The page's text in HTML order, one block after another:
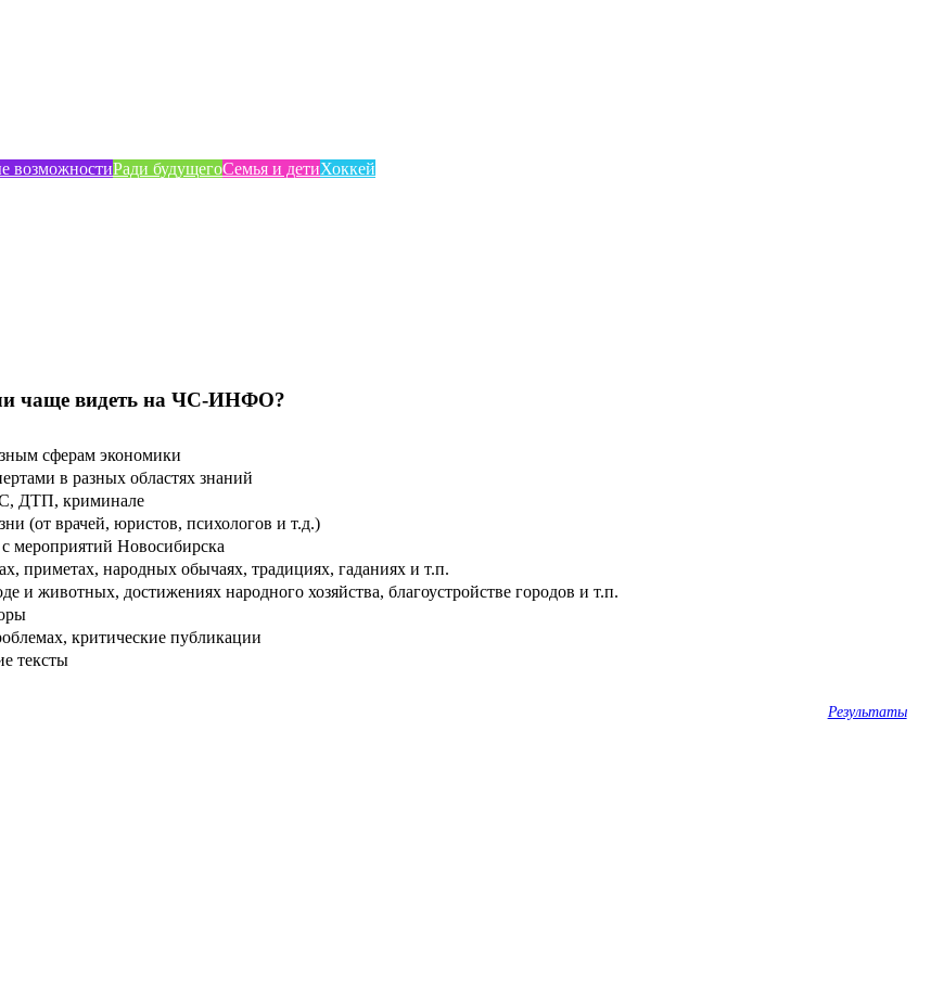
возможностиРади будущегоСемья и детиХоккей
чаще видеть на ЧС-ИНФО?
сферам экономики
в разных областях знаний
ДТП, криминале
(от врачей, юристов, психологов и т.д.)
мероприятий Новосибирска
приметах, народных обычаях, традициях, гаданиях и т.п.
и животных, достижениях народного хозяйства, благоустройстве городов и т.п.
критические публикации
тексты
Результаты